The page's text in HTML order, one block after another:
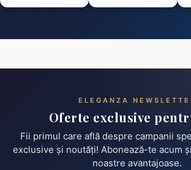
ELEGANZA
Oferte exclusive
Fii primul care află despre campanii
exclusive și noutăți! Abonează-te acum
noastre avantajoase.